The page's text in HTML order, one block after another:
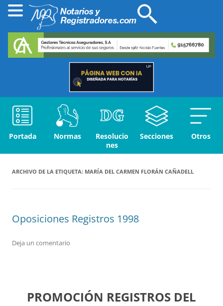
Portada Normas
Resolucio
nes
Secciones Otros
ARCHIVO DE LA ETIQUETA: MARÍA DEL CARMEN FLORÁN CAÑADELL
Oposiciones Registros 1998
Deja un comentario
PROMOCIÓN REGISTROS DEL